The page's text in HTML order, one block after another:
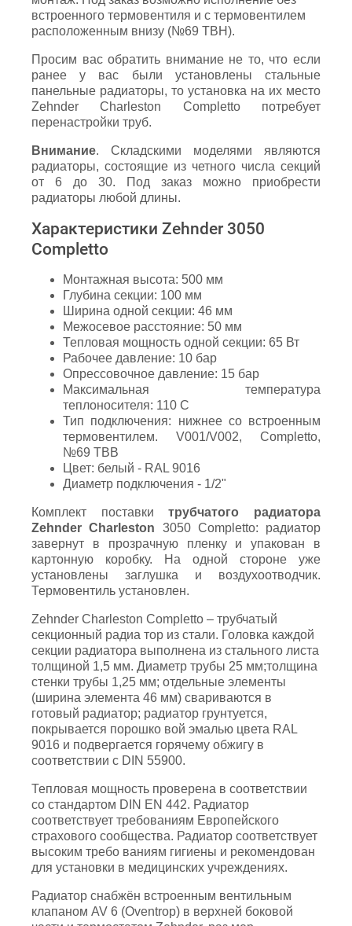
встроенного термовентиля и с термовентилем
расположенным внизу (№69 ТВН).
Просим вас обратить внимание не то, что если
ранее у вас были установлены стальные
панельные радиаторы, то установка на их место
Zehnder Charleston Completto потребует
перенастройки труб.
Внимание. Складскими моделями являются
радиаторы, состоящие из четного числа секций
от 6 до 30. Под заказ можно приобрести
радиаторы любой длины.
Характеристики Zehnder 3050
Completto
Монтажная высота: 500 мм
Глубина секции: 100 мм
Ширина одной секции: 46 мм
Межосевое расстояние: 50 мм
Тепловая мощность одной секции: 65 Вт
Рабочее давление: 10 бар
Опрессовочное давление: 15 бар
Максимальная температура
теплоносителя: 110 С
Тип подключения: нижнее со встроенным
термовентилем. V001/V002, Completto,
№69 ТВВ
Цвет: белый - RAL 9016
Диаметр подключения - 1/2"
Комплект поставкитрубчатого радиатора
Zehnder Charleston 3050 Completto: радиатор
завернут в прозрачную пленку и упакован в
картонную коробку. На одной стороне уже
установлены заглушка и воздухоотводчик.
Термовентиль установлен.
Zehnder Charleston Completto – трубчатый
секционный радиа тор из стали. Головка каждой
секции радиатора выполнена из стального листа
толщиной 1,5 мм. Диаметр трубы 25 мм;толщина
стенки трубы 1,25 мм; отдельные элементы
(ширина элемента 46 мм) свариваются в
готовый радиатор; радиатор грунтуется,
покрывается порошко вой эмалью цвета RAL
9016 и подвергается горячему обжигу в
соответствии с DIN 55900.
Тепловая мощность проверена в соответствии
со стандартом DIN EN 442. Радиатор
соответствует требованиям Европейского
страхового сообщества. Радиатор соответствует
высоким требо ваниям гигиены и рекомендован
для установки в медицинских учреждениях.
Радиатор снабжён встроенным вентильным
клапаном AV 6 (Oventrop) в верхней боковой